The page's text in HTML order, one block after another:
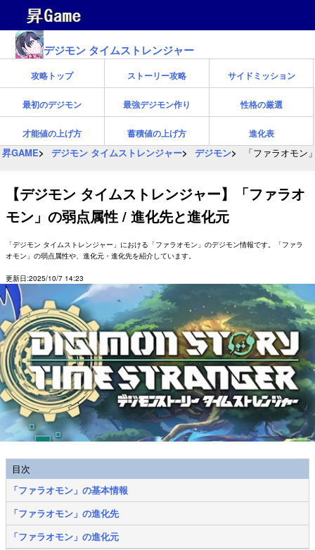
デジモン タイムストレンジャー
攻略トップ ストーリー攻略 サイドミッション
最初のデジモン 最強デジモン作り 性格の厳選
才能値の上げ方 蓄積値の上げ方 進化表
昇GAME デジモン タイムストレンジャー デジモン 「ファラオモ
【デジモン タイムストレンジャー】「ファラオ
モン」の弱点属性 / 進化先と進化元
「デジモン タイムストレンジャー」における「ファラオモン」のデジモン情報です。「ファラ
オモン」の弱点属性や、進化元・進化先を紹介しています。
更新日:2025/10/7 14:23
目次
「ファラオモン」の基本情報
「ファラオモン」の進化先
「ファラオモン」の進化元